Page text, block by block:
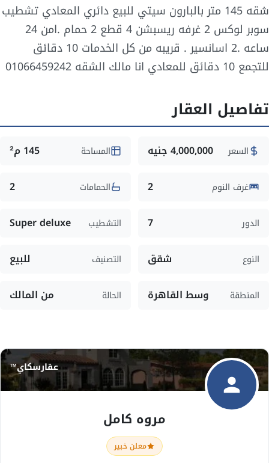
شقه 145 متر بالبارون سيتي للبيع دائري المعادي تشطيب
سوبر لوكس 2 غرفه ريسبشن 4 قطع 2 حمام .امن 24
ساعه .2 اسانسير . قريبه من كل الخدمات 10 دقائق
للتجمع 10 دقائق للمعادي انا مالك الشقه 01066459242
تفاصيل العقار
السعر 4,000,000 جنيه المساحة 145 م²
غرف النوم 2 الحمامات 2
الدور 7 التشطيب Super deluxe
النوع شقق التصنيف للبيع
المنطقة وسط القاهرة الحالة من المالك
عقارسكاي™
مروه كامل
معلن خبير